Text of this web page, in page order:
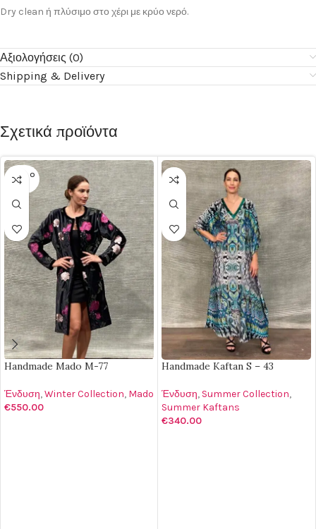
Dry clean ή πλύσιμο στο χέρι με κρύο νερό.
Αξιολογήσεις (0)
Shipping & Delivery
Σχετικά προϊόντα
SOLD O
UT
Handmade Mado M-77
Ένδυση,Winter Collection, Mado
€550.00
Handmade Kaftan S – 43
Ένδυση, Summer Collection,
Summer Kaftans
€340.00